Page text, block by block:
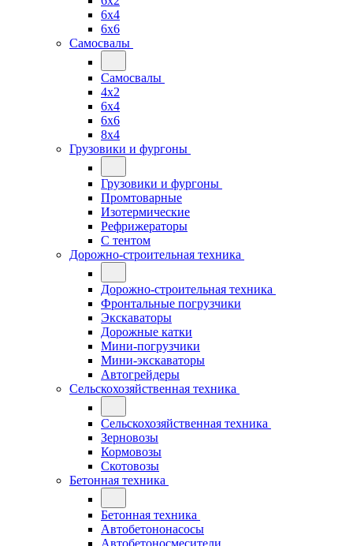
6x4
6x6
Самосвалы
Самосвалы
4x2
6x4
6x6
8x4
Грузовики и фургоны
Грузовики и фургоны
Промтоварные
Изотермические
Рефрижераторы
С тентом
Дорожно-строительная техника
Дорожно-строительная техника
Фронтальные погрузчики
Экскаваторы
Дорожные катки
Мини-погрузчики
Мини-экскаваторы
Автогрейдеры
Сельскохозяйственная техника
Сельскохозяйственная техника
Зерновозы
Кормовозы
Скотовозы
Бетонная техника
Бетонная техника
Автобетононасосы
Автобетоносмесители